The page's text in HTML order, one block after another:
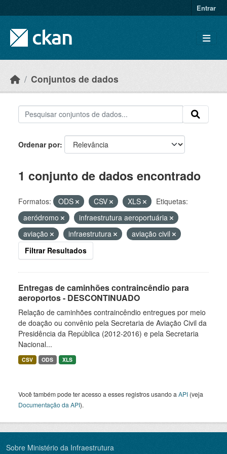
Entrar
Conjuntos de dados
Ordenar por
1 conjunto de dados encontrado
Formatos: ODS CSV XLS
Etiquetas:
aeródromo
infraestrutura aeroportuária
aviação
infraestrutura
aviação civil
Filtrar Resultados
Entregas de caminhões contraincêndio para
aeroportos - DESCONTINUADO
Relação de caminhões contraincêndio entregues por meio
de doação ou convênio pela Secretaria de Aviação Civil da
Presidência da República (2012-2016) e pela Secretaria
Nacional...
CSV ODS XLS
Você também pode ter acesso a esses registros usando a API (veja
Documentação da API).
Sobre Ministério da Infraestrutura